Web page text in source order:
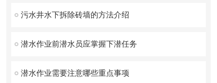
污水井水下拆除砖墙的方法介绍
潜水作业前潜水员应掌握下潜任务
潜水作业需要注意哪些重点事项